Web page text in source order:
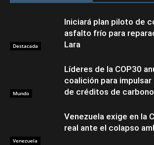
Destacada
Iniciará plan piloto de
asfalto frío para
Lara
Mundo
Líderes de la COP30
coalición para
de créditos de carbono
Venezuela
Venezuela exige en la
real ante el colapso